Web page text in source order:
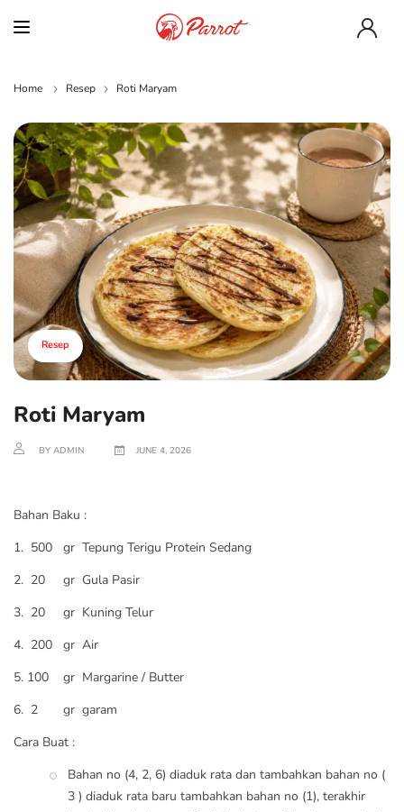
Home Resep Roti Maryam
Resep
Roti Maryam
BY ADMIN JUNE 4, 2026
Bahan Baku :
1. 500 gr Tepung Terigu Protein Sedang
2. 20 gr Gula Pasir
3. 20 gr Kuning Telur
4. 200 gr Air
5. 100 gr Margarine / Butter
6. 2 gr garam
Cara Buat :
Bahan no (4, 2, 6) diaduk rata dan tambahkan bahan no (
3 ) diaduk rata baru tambahkan bahan no (1), terakhir